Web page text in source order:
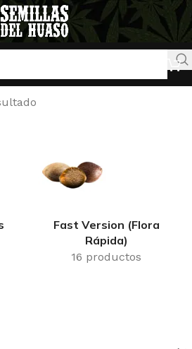
“Raíces”
Fast Version (Flora
Rápida)
16 productos